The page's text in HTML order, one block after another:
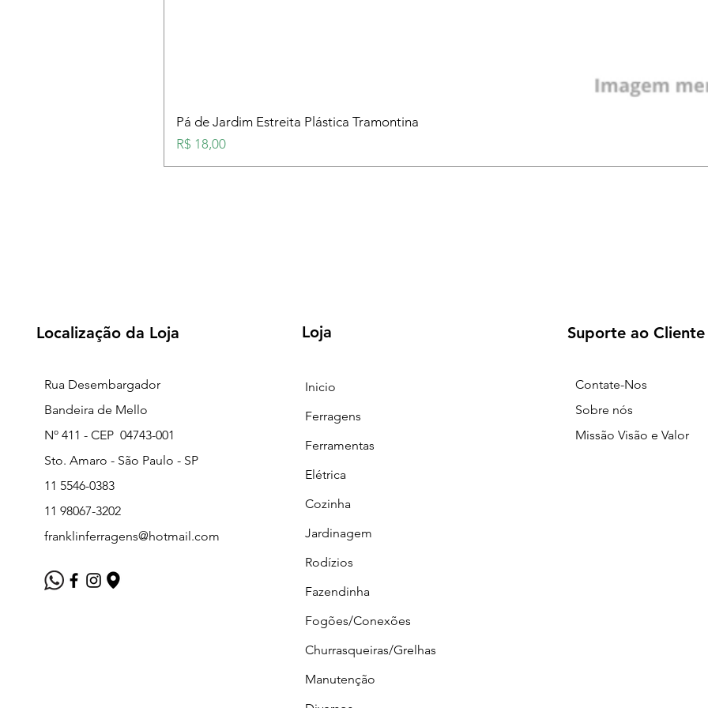
Pá de Jardim Estreita Plástica Tramontina
Preço
R$ 18,00
Localização da Loja
Rua Desembargador
Bandeira de Mello
Nº 411 - CEP 04743-001
Sto. Amaro - São Paulo - SP
11 5546-0383
11 98067-3202
franklinferragens@hotmail.com
Loja
Inicio
Ferragens
Ferramentas
Elétrica
Cozinha
Jardinagem
Rodízios
Fazendinha
Fogões/Conexões
Churrasqueiras/Grelhas
Manutenção
Suporte ao Cliente
Contate-Nos
Sobre nós
Missão Visão e Valor